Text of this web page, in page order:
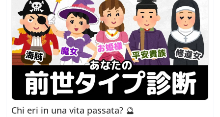
Chi eri in una vita passata? 🔮